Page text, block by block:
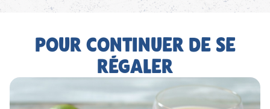
POUR CONTINUER DE SE
RÉGALER